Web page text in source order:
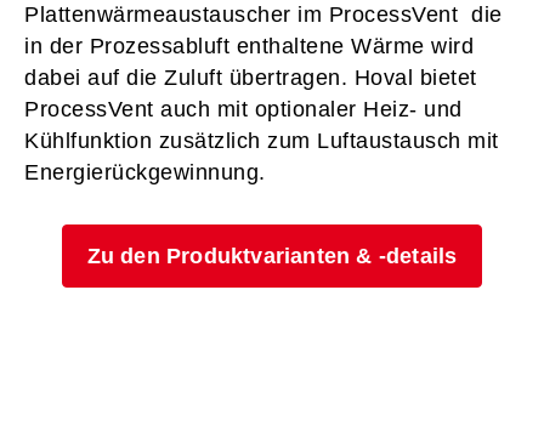
Plattenwärmeaustauscher im ProcessVent die
in der Prozessabluft enthaltene Wärme wird
dabei auf die Zuluft übertragen. Hoval bietet
ProcessVent auch mit optionaler Heiz- und
Kühlfunktion zusätzlich zum Luftaustausch mit
Energierückgewinnung.
Zu den Produktvarianten & -details